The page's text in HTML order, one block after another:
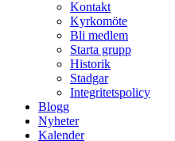
Kontakt
Kyrkomöte
Bli medlem
Starta grupp
Historik
Stadgar
Integritetspolicy
Blogg
Nyheter
Kalender